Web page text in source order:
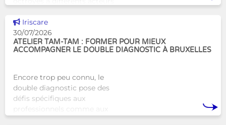
travail au serv
Voir cette news
Iriscare
30/07/2026
ATELIER TAM-TAM : FORMER POUR MIEUX
ACCOMPAGNER LE DOUBLE DIAGNOSTIC À BRUXELLES
Encore trop peu connu, le
double diagnostic pose des
défis spécifiques aux
professionnels comme aux